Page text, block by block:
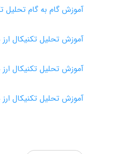
آموزش گام به گام
آموزش تحلیل تکنیکال ارز های
آموزش تحلیل تکنیکال
آموزش تحلیل تکنیکال